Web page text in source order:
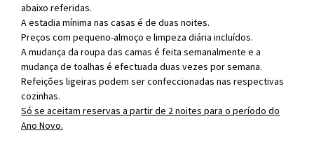
abaixo referidas.
A estadia mínima nas casas é de duas noites.
Preços com pequeno-almoço e limpeza diária incluídos.
A mudança da roupa das camas é feita semanalmente e a
mudança de toalhas é efectuada duas vezes por semana.
Refeições ligeiras podem ser confeccionadas nas respectivas
cozinhas.
Só se aceitam reservas a partir de 2 noites para o período do
Ano Novo.